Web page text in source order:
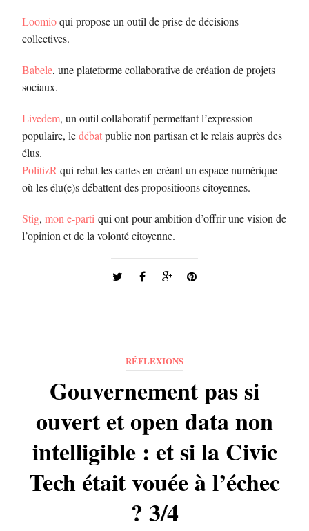
Loomioqui propose un outil de prise de décisions
collectives.
Babele, une plateforme collaborative de création de projets
sociaux.
Livedem, un outil collaboratif permettant l’expression
populaire, ledébatpublic non partisan et le relais auprès des
élus.
PolitizRqui rebat les cartes en créant un espace numérique
où les élu(e)s débattent des propositioons citoyennes.
Stig,mon e-parti qui ont pour ambition d’offrir une vision de
l’opinion et de la volonté citoyenne.
RÉFLEXIONS
Gouvernement pas si
ouvert et open data non
intelligible : et si la Civic
Tech était vouée à l’échec
? 3/4